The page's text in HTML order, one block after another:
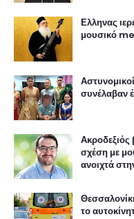
Ελληνας
μουσικό
συνέλαβαν
Ακροδεξιός
σχέση με
ανοιχτά
το